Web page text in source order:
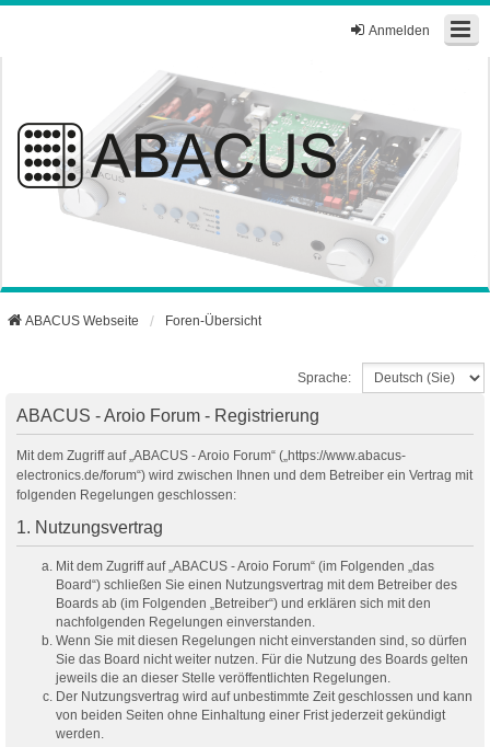
Anmelden
ABACUS Webseite Foren-Übersicht
Sprache:
ABACUS - Aroio Forum - Registrierung
Mit dem Zugriff auf „ABACUS - Aroio Forum“ („https://www.abacus-
electronics.de/forum“) wird zwischen Ihnen und dem Betreiber ein Vertrag mit
folgenden Regelungen geschlossen:
1. Nutzungsvertrag
Mit dem Zugriff auf „ABACUS - Aroio Forum“ (im Folgenden „das
Board“) schließen Sie einen Nutzungsvertrag mit dem Betreiber des
Boards ab (im Folgenden „Betreiber“) und erklären sich mit den
nachfolgenden Regelungen einverstanden.
Wenn Sie mit diesen Regelungen nicht einverstanden sind, so dürfen
Sie das Board nicht weiter nutzen. Für die Nutzung des Boards gelten
jeweils die an dieser Stelle veröffentlichten Regelungen.
Der Nutzungsvertrag wird auf unbestimmte Zeit geschlossen und kann
von beiden Seiten ohne Einhaltung einer Frist jederzeit gekündigt
werden.